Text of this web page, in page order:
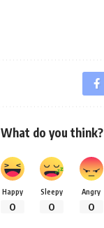
What do you think?
Happy
0
Sleepy
0
Angry
0